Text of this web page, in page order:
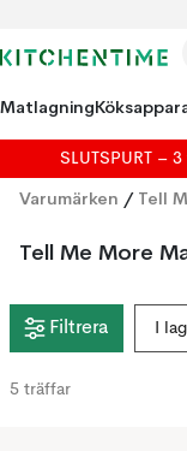
Matlagning
SLUTSPURT –
Varumärken / Tell
Tell Me More
Filtrera I
5 träffar